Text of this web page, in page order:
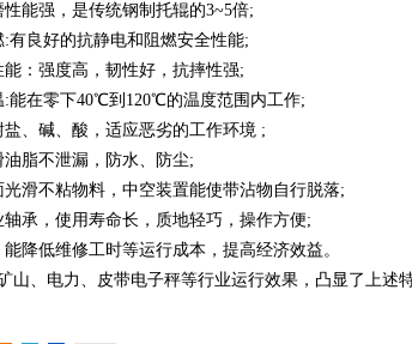
能强，是传统钢制托辊的3~5倍;
有良好的抗静电和阻燃安全性能;
：强度高，韧性好，抗摔性强;
:能在零下40℃到120℃的温度范围内工作;
、碱、酸，适应恶劣的工作环境 ;
脂不泄漏，防水、防尘;
光滑不粘物料，中空装置能使带沾物自行脱落;
承，使用寿命长，质地轻巧，操作方便;
降低维修工时等运行成本，提高经济效益。
山、电力、皮带电子秤等行业运行效果，凸显了上述特